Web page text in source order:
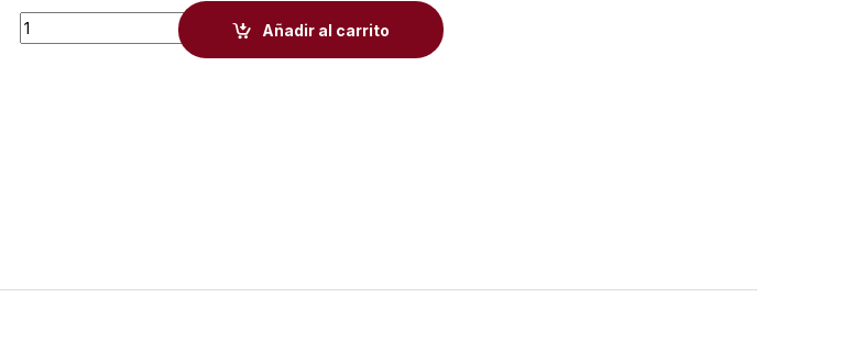
Juego de Madera DGT Modern Staunton quantity
Añadir al carrito